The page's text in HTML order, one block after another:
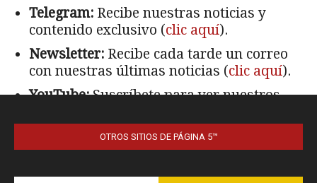
OTROS SITIOS DE PÁGINA 5™